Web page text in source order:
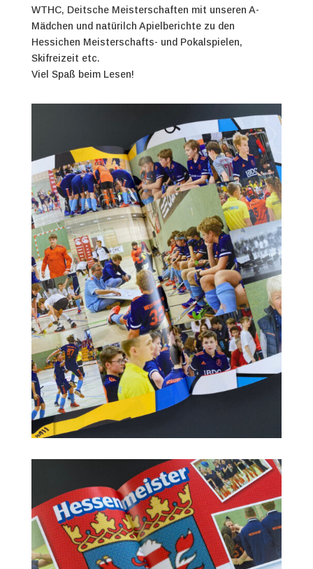
WTHC, Deitsche Meisterschaften mit unseren A-
Mädchen und natürilch Apielberichte zu den
Hessichen Meisterschafts- und Pokalspielen,
Skifreizeit etc.
Viel Spaß beim Lesen!